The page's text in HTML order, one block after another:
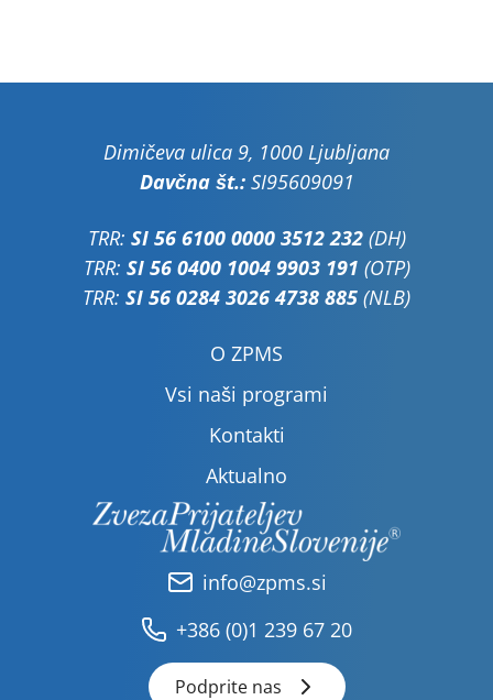
Dimičeva ulica 9, 1000 Ljubljana
Davčna št.:SI95609091
TRR: SI 56 6100 0000 3512 232(DH)
TRR: SI 56 0400 1004 9903 191 (OTP)
TRR: SI 56 0284 3026 4738 885 (NLB)
O ZPMS
Vsi naši programi
Kontakti
Aktualno
info@zpms.si
+386 (0)1 239 67 20
Podprite nas